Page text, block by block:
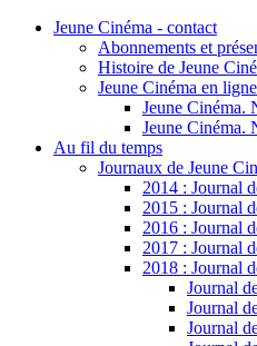
Jeune Cinéma - contact
Abonnements et
Histoire de Jeune
Jeune Cinéma en ligne
Jeune Cinéma.
Jeune Cinéma.
Au fil du temps
Journaux de Jeune
2014 : Journal
2015 : Journal
2016 : Journal
2017 : Journal
2018 : Journal
Journal
Journal
Journal